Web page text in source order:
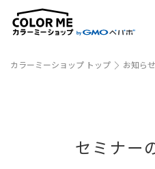
カラーミーショップ トップ お知ら
セミナー